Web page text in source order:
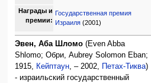
Награды и
премии:
Государственная премия
Израиля(2001)
Эвен, Аба Шломо (Even Abba
Shlomo; Обри, Aubrey Solomon Eban;
1915, Кейптаун, – 2002, Петах-Тиква)
- израильский государственный